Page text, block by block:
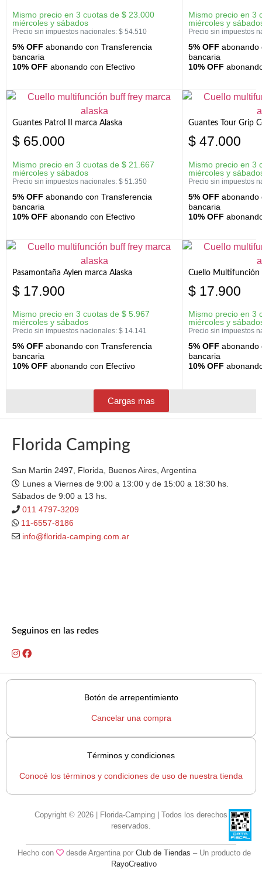
Mismo precio en 3 cuotas de $ 23.000
miércoles y sábados
Precio sin impuestos nacionales: $ 54.510
5% OFF abonando con Transferencia
bancaria
10% OFF abonando con Efectivo
Mismo precio en 3
miércoles y
Precio sin impuestos
5% OFF abonando
bancaria
10% OFF
Guantes Patrol II marca Alaska
$ 65.000
Mismo precio en 3 cuotas de $ 21.667
miércoles y sábados
Precio sin impuestos nacionales: $ 51.350
5% OFF abonando con Transferencia
bancaria
10% OFF abonando con Efectivo
Guantes Tour Grip
$ 47.000
Mismo precio en 3
miércoles y
Precio sin impuestos
5% OFF abonando
bancaria
10% OFF
Pasamontaña Aylen marca Alaska
$ 17.900
Mismo precio en 3 cuotas de $ 5.967
miércoles y sábados
Precio sin impuestos nacionales: $ 14.141
5% OFF abonando con Transferencia
bancaria
10% OFF abonando con Efectivo
Cuello Multifunción
$ 17.900
Mismo precio en 3
miércoles y
Precio sin impuestos
5% OFF abonando
bancaria
10% OFF
Cargas mas
Florida Camping
San Martin 2497, Florida, Buenos Aires, Argentina
Lunes a Viernes de 9:00 a 13:00 y de 15:00 a 18:30 hs.
Sábados de 9:00 a 13 hs.
011 4797-3209
11-6557-8186
info@florida-camping.com.ar
Seguinos en las redes
Botón de arrepentimiento
Cancelar una compra
Términos y condiciones
Conocé los términos y condiciones de uso de nuestra tienda
Copyright © 2026 | Florida-Camping | Todos los derechos
reservados.
Hecho con desde Argentina por Club de Tiendas – Un producto de
RayoCreativo